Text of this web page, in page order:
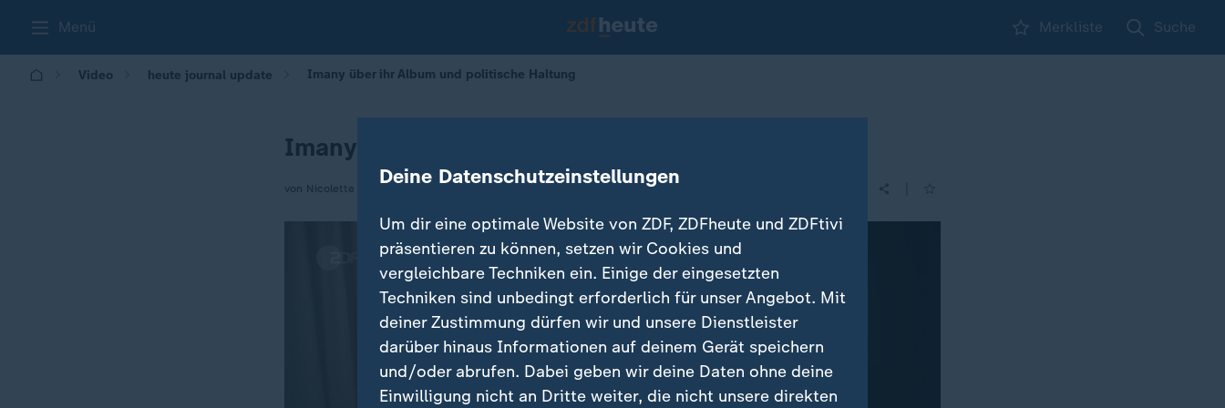
Menü Merkliste Suche
Video heute journal update Imany über ihr Album und politische Haltung
Imany über ihr Album und politische Haltung
von Nicolette Feiler-ThullDeine Datenschutzeinstellungen
Um dir eine optimale Website von ZDF, ZDFheute und ZDFtivi
präsentieren zu können, setzen wir Cookies und
vergleichbare Techniken ein. Einige der eingesetzten
Techniken sind unbedingt erforderlich für unser Angebot. Mit
deiner Zustimmung dürfen wir und unsere Dienstleister
darüber hinaus Informationen auf deinem Gerät speichern
und/oder abrufen. Dabei geben wir deine Daten ohne deine
Einwilligung nicht an Dritte weiter, die nicht unsere direkten